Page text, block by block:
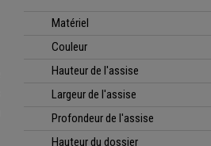
Matériel
Couleur
Hauteur de l'assise
Largeur de l'assise
Profondeur de l'assise
Hauteur du dossier